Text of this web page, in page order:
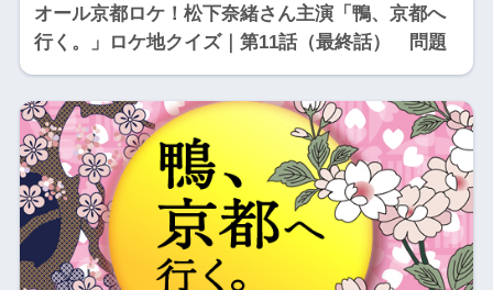
オール京都ロケ！松下奈緒さん主演「鴨、京都へ
行く。」ロケ地クイズ｜第11話（最終話） 問題